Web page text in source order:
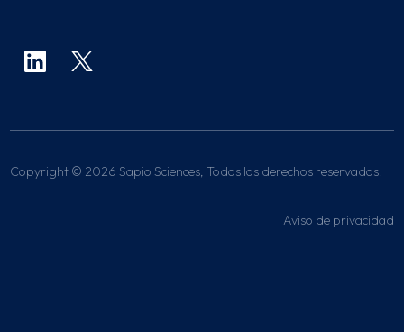
Copyright © 2026 Sapio Sciences, Todos los derechos reservados.
Aviso de privacidad